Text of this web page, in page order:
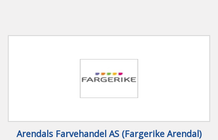
Arendals Farvehandel AS (Fargerike Arendal)